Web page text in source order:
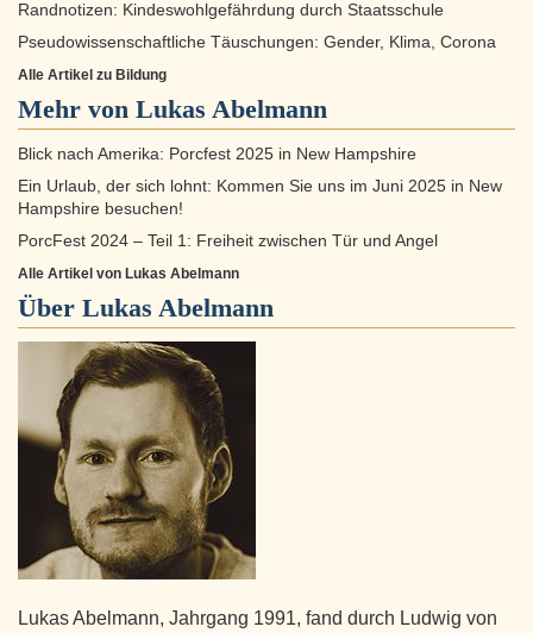
Randnotizen: Kindeswohlgefährdung durch Staatsschule
Pseudowissenschaftliche Täuschungen: Gender, Klima, Corona
Alle Artikel zu Bildung
Mehr von Lukas Abelmann
Blick nach Amerika: Porcfest 2025 in New Hampshire
Ein Urlaub, der sich lohnt: Kommen Sie uns im Juni 2025 in New
Hampshire besuchen!
PorcFest 2024 – Teil 1: Freiheit zwischen Tür und Angel
Alle Artikel von Lukas Abelmann
Über Lukas Abelmann
Lukas Abelmann, Jahrgang 1991, fand durch Ludwig von